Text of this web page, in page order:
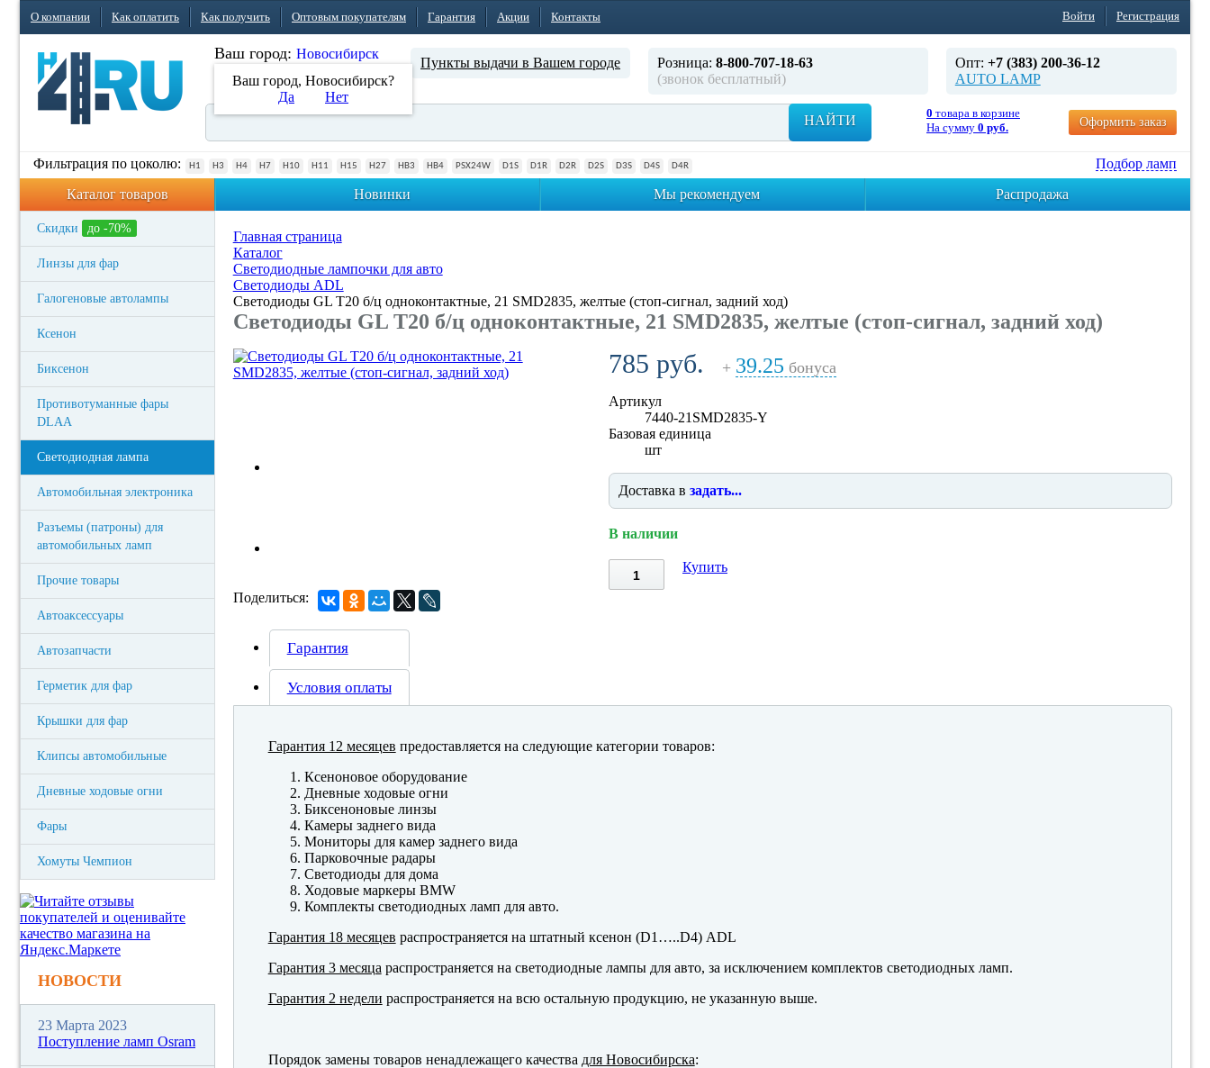
О компании Как оплатить Как получить Оптовым покупателям Гарантия Акции Контакты Войти Регистрация
Ваш город: Новосибирск
Ваш город, Новосибирск?
Да
Нет
Пункты выдачи в Вашем городе Розница: 8-800-707-18-63
(звонок бесплатный)
Опт: +7 (383) 200-36-12
AUTO LAMP
НАЙТИ 0 товара в корзине
На сумму 0 руб. Оформить заказ
Фильтрация по цоколю: H1 H3 H4 H7 H10 H11 H15 H27 HB3 HB4 PSX24W D1S D1R D2R D2S D3S D4S D4R
Подбор ламп
Каталог товаров
Новинки Мы рекомендуем Распродажа
Скидки до -70%
Линзы для фар
Галогеновые автолампы
Ксенон
Биксенон
Противотуманные фары
DLAA
Светодиодная лампа
Автомобильная электроника
Разъемы (патроны) для
автомобильных ламп
Прочие товары
Автоаксессуары
Автозапчасти
Герметик для фар
Крышки для фар
Клипсы автомобильные
Дневные ходовые огни
Фары
Хомуты Чемпион
Главная страница
Каталог
Светодиодные лампочки для авто
Светодиоды ADL
Светодиоды GL T20 б/ц одноконтактные, 21 SMD2835, желтые (стоп-сигнал, задний ход)
Светодиоды GL T20 б/ц одноконтактные, 21 SMD2835, желтые (стоп-сигнал, задний ход)
785 руб. + 39.25 бонуса
Артикул
7440-21SMD2835-Y
Базовая единица
шт
Доставка в задать...
В наличии
Купить
Поделиться:
Гарантия
Условия оплаты
Гарантия 12 месяцев предоставляется на следующие категории товаров:
Ксеноновое оборудование
Дневные ходовые огни
Биксеноновые линзы
Камеры заднего вида
Мониторы для камер заднего вида
Парковочные радары
Светодиоды для дома
Ходовые маркеры BMW
Комплекты светодиодных ламп для авто.
Гарантия 18 месяцев распространяется на штатный ксенон (D1…..D4) ADL
Гарантия 3 месяца распространяется на светодиодные лампы для авто, за исключением комплектов светодиодных ламп.
Гарантия 2 недели распространяется на всю остальную продукцию, не указанную выше.
Порядок замены товаров ненадлежащего качества для Новосибирска:
НОВОСТИ
23 Марта 2023
Поступление ламп Osram